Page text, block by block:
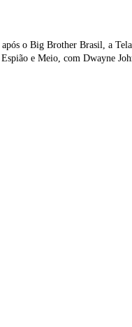
o Big Brother Brasil, a
e Meio, com Dwayne